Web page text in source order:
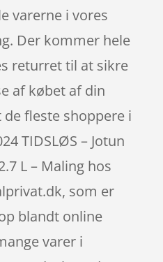
varerne i vores
Der kommer hele
returret til at sikre
af købet af din
de fleste shoppere i
TIDSLØS – Jotun
L – Maling hos
som er
blandt online
varer i